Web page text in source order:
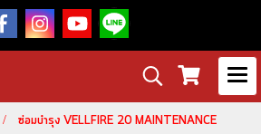
ซ่อมบำรุง VELLFIRE 20 MAINTENANCE